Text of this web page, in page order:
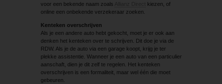
voor een bekende naam zoals
kiezen, of
online een onbekende verzekeraar zoeken.
Kenteken overschrijven
Als je een andere auto hebt gekocht, moet je er ook aan
denken het kenteken over te schrijven. Dit doe je via de
RDW. Als je de auto via een garage koopt, krijg je ter
plekke assistentie. Wanneer je een auto van een particulier
aanschaft, dien je dit zelf te regelen. Het kenteken
overschrijven is een formaliteit, maar wel één die moet
gebeuren.